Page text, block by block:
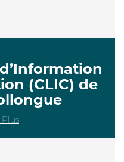
(CLIC) de
Plus